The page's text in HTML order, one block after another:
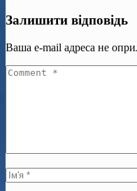
Залишити відповідь
Ваша e-mail адреса не